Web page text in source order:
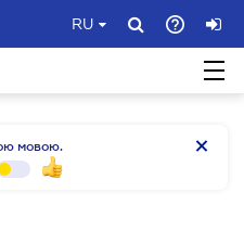
RU
мовою.